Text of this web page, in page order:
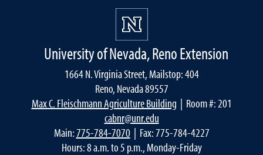
University of Nevada, Reno Extension
1664 N. Virginia Street, Mailstop: 404
Reno, Nevada 89557
Max C. Fleischmann Agriculture Building | Room #: 201
cabnr@unr.edu
Main:775-784-7070| Fax: 775-784-4227
Hours: 8 a.m. to 5 p.m., Monday-Friday